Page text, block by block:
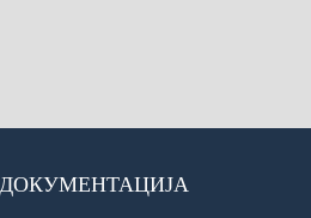
ДОКУМЕНТАЦИЈА